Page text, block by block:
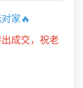
家🔥
成交，祝老